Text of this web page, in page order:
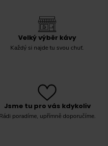
Velký výběr kávy
Každý si najde tu svou chuť.
Jsme tu pro vás kdykoliv
Rádi poradíme, upřímně doporučíme.